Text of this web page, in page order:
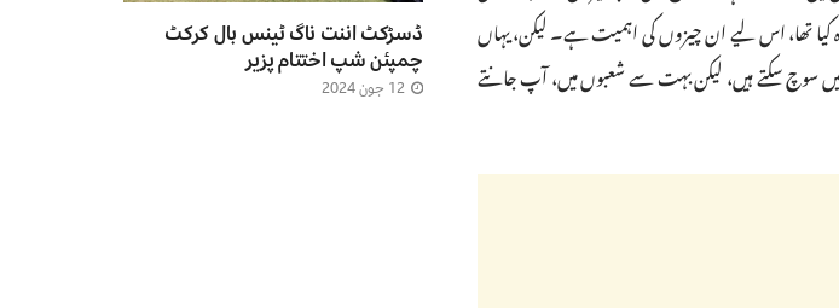
کیا تھا، اس لیے ان چیزوں کی اہمیت ہے۔ لیکن، یہاں
سوچ سکتے ہیں، لیکن بہت سے شعبوں میں، آپ جانتے
ڈسڑکٹ اننت ناگ ٹینس بال کرکٹ
چمپئن شپ اختتام پزیر
12 جون 2024